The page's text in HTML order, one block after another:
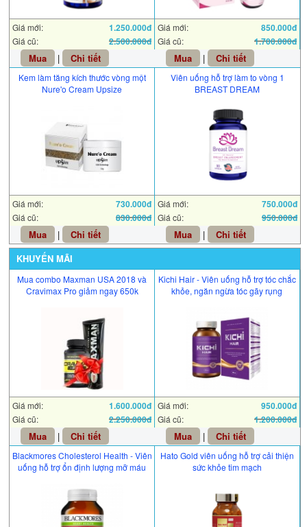
Giá mới: 1.250.000đ
Giá cũ: 2.500.000đ
Mua | Chi tiết
Giá mới: 850.000đ
Giá cũ: 1.700.000đ
Mua | Chi tiết
Kem làm tăng kích thước vòng một
Nure'o Cream Upsize
Giá mới: 730.000đ
Giá cũ: 830.000đ
Mua | Chi tiết
Viên uống hỗ trợ làm to vòng 1
BREAST DREAM
Giá mới: 750.000đ
Giá cũ: 950.000đ
Mua |
Chi tiết
KHUYẾN MÃI
Mua combo Maxman USA 2018 và
Cravimax Pro giảm ngay 650k
Giá mới: 1.600.000đ
Giá cũ: 2.250.000đ
Mua | Chi tiết
Kichi Hair - Viên uống hỗ trợ tóc chắc
khỏe, ngăn ngừa tóc gãy rụng
Giá mới: 950.000đ
Giá cũ: 1.200.000đ
Mua | Chi tiết
Blackmores Cholesterol Health - Viên
uống hỗ trợ ổn định lượng mỡ máu
Hato Gold viên uống hỗ trợ cải thiện
sức khỏe tim mạch